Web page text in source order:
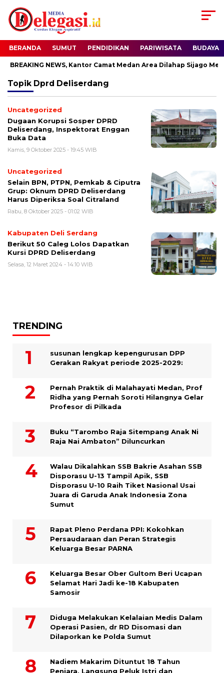
BERANDA SUMUT PENDIDIKAN PARIWISATA BUDAYA
BREAKING NEWS, Kantor Camat Medan Area Dilahap Sijago Merah
Topik Dprd Deliserdang
Uncategorized
Dugaan Korupsi Sosper DPRD
Deliserdang, Inspektorat Enggan
Buka Data
Kamis, 9 Oktober 2025 - 19:45 WIB
Uncategorized
Selain BPN, PTPN, Pemkab & Ciputra
Grup: Oknum DPRD Deliserdang
Harus Diperiksa Soal Citraland
Rabu, 8 Oktober 2025 - 01:02 WIB
Kabupaten Deli Serdang
Berikut 50 Caleg Lolos Dapatkan
Kursi DPRD Deliserdang
Selasa, 12 Maret 2024 - 14:10 WIB
TRENDING
susunan lengkap kepengurusan DPP
Gerakan Rakyat periode 2025-2029:
Pernah Praktik di Malahayati Medan, Prof
Ridha yang Pernah Soroti Hilangnya Gelar
Profesor di Pilkada
Buku “Tarombo Raja Sitempang Anak Ni
Raja Nai Ambaton” Diluncurkan
Walau Dikalahkan SSB Bakrie Asahan SSB
Disporasu U-13 Tampil Apik, SSB
Disporasu U-10 Raih Tiket Nasional Usai
Juara di Garuda Anak Indonesia Zona
Sumut
Rapat Pleno Perdana PPI: Kokohkan
Persaudaraan dan Peran Strategis
Keluarga Besar PARNA
Keluarga Besar Ober Gultom Beri Ucapan
Selamat Hari Jadi ke-18 Kabupaten
Samosir
Diduga Melakukan Kelalaian Medis Dalam
Operasi Pasien, dr RD Disomasi dan
Dilaporkan ke Polda Sumut
​Nadiem Makarim Dituntut 18 Tahun
Penjara, Langsung Peluk Istri dan